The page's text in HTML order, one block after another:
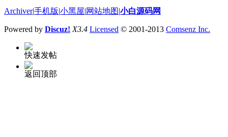
Archiver|手机版|小黑屋|网站地图|小白源码网
Powered by Discuz! X3.4 Licensed © 2001-2013 Comsenz Inc.
快速发帖
返回顶部